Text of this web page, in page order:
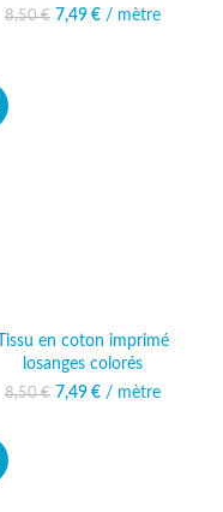
8,50€
Le prix initial était :
7,49 € Le prix actuel
/ mètre
Tissu en coton imprimé
losanges colorés
8,50€
Le prix initial était :
7,49 € Le prix actuel
/ mètre